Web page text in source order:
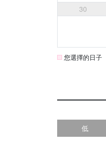
30
您選擇的日子
低